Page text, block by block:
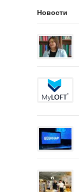
Новости